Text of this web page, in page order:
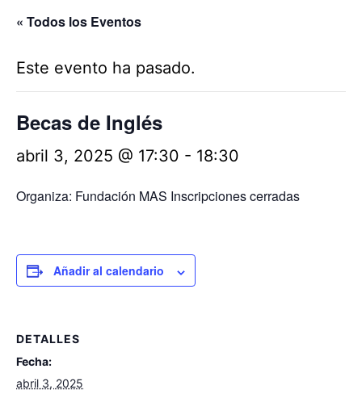
« Todos los Eventos
Este evento ha pasado.
Becas de Inglés
abril 3, 2025 @ 17:30 - 18:30
Organiza: Fundación MAS Inscripciones cerradas
Añadir al calendario
DETALLES
Fecha:
abril 3, 2025